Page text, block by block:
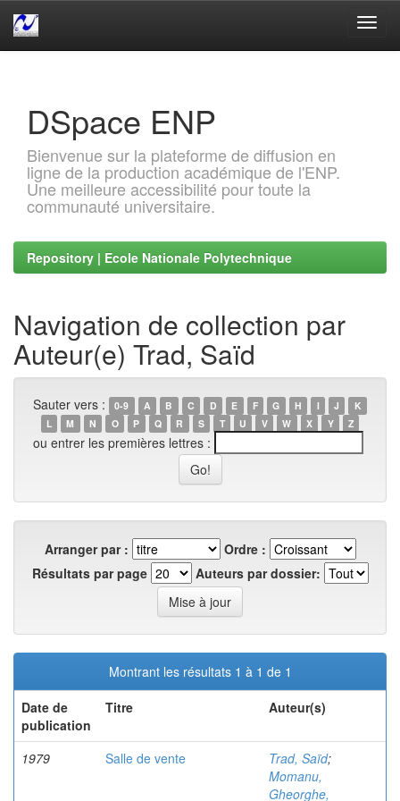
DSpace ENP
Bienvenue sur la plateforme de diffusion en
ligne de la production académique de l'ENP.
Une meilleure accessibilité pour toute la
communauté universitaire.
Repository | Ecole Nationale Polytechnique
Navigation de collection par
Auteur(e) Trad, Saïd
Sauter vers : 0-9 A B C D E F G H I J
K
L
M N O P Q R S T U V W X Y Z
ou entrer les premières lettres :
Arranger par :
Ordre :
Résultats par page
Auteurs par dossier:
Montrant les résultats 1 à 1 de 1
Date de
publication
Titre Auteur(s)
1979 Salle de vente Trad, Saïd;
Momanu,
Gheorghe,